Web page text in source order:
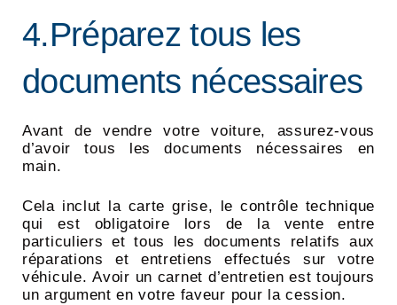
4.Préparez tous les
documents nécessaires
Avant de vendre votre voiture, assurez-vous
d’avoir tous les documents nécessaires en
main.
Cela inclut la carte grise, le contrôle technique
qui est obligatoire lors de la vente entre
particuliers et tous les documents relatifs aux
réparations et entretiens effectués sur votre
véhicule. Avoir un carnet d’entretien est toujours
un argument en votre faveur pour la cession.